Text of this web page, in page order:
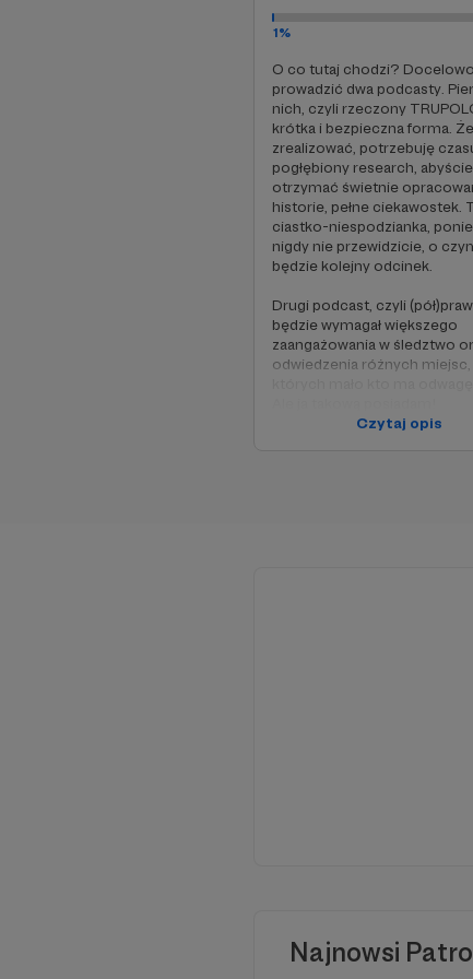
1%
O co tutaj chodzi?
prowadzić dwa podcasty.
nich, czyli rzeczony
krótka i bezpieczna forma.
zrealizować, potrzebuję
pogłębiony research,
otrzymać świetnie
historie, pełne ciekawostek.
ciastko-niespodzianka,
nigdy nie przewidzicie, o
będzie kolejny odcinek.
Drugi podcast, czyli
będzie wymagał większego
zaangażowania w śledztwo
odwiedzenia różnych miejsc,
Czytaj opis
Najnowsi